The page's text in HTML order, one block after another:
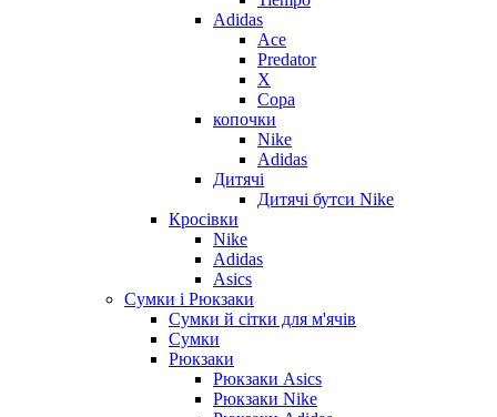
Adidas
Ace
Predator
X
Copa
копочки
Nike
Adidas
Дитячі
Дитячі бутси Nike
Кросівки
Nike
Adidas
Asics
Сумки і Рюкзаки
Сумки й сітки для м'ячів
Сумки
Рюкзаки
Рюкзаки Asics
Рюкзаки Nike